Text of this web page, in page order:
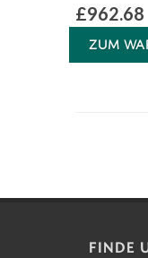
£962.68
ZUM
FINDE